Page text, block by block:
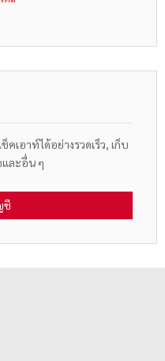
เอาท์ได้อย่างรวดเร็ว, เก็บ
ละอื่น ๆ
ชี